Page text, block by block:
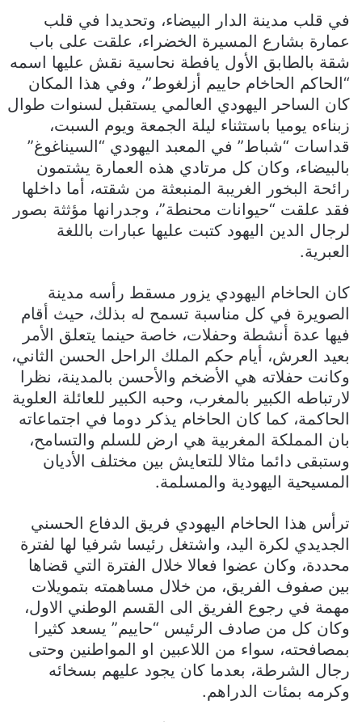
في قلب مدينة الدار البيضاء، وتحديدا في قلب
عمارة بشارع المسيرة الخضراء، علقت على باب
شقة بالطابق الأول يافطة نحاسية نقش عليها اسمه
“الحاكم الحاخام حاييم أزلغوط”، وفي هذا المكان
كان الساحر اليهودي العالمي يستقبل لسنوات طوال
زبناءه يوميا باستثناء ليلة الجمعة ويوم السبت،
قداسات “شباط” في المعبد اليهودي “السيناغوغ”
بالبيضاء، وكان كل مرتادي هذه العمارة يشتمون
رائحة البخور الغريبة المنبعثة من شقته، أما داخلها
فقد علقت “حيوانات محنطة”، وجدرانها مؤثثة بصور
لرجال الدين اليهود كتبت عليها عبارات باللغة
العبرية.
كان الحاخام اليهودي يزور مسقط رأسه مدينة
الصويرة في كل مناسبة تسمح له بذلك، حيث أقام
فيها عدة أنشطة وحفلات، خاصة حينما يتعلق الأمر
بعيد العرش، أيام حكم الملك الراحل الحسن الثاني،
وكانت حفلاته هي الأضخم والأحسن بالمدينة، نظرا
لارتباطه الكبير بالمغرب، وحبه الكبير للعائلة العلوية
الحاكمة، كما كان الحاخام يذكر دوما في اجتماعاته
بان المملكة المغربية هي ارض للسلم والتسامح،
وستبقى دائما مثالا للتعايش بين مختلف الأديان
المسيحية اليهودية والمسلمة.
ترأس هذا الحاخام اليهودي فريق الدفاع الحسني
الجديدي لكرة اليد، واشتغل رئيسا شرفيا لها لفترة
محددة، وكان عضوا فعالا خلال الفترة التي قضاها
بين صفوف الفريق، من خلال مساهمته بتمويلات
مهمة في رجوع الفريق الى القسم الوطني الاول،
وكان كل من صادف الرئيس “حاييم” يسعد كثيرا
بمصافحته، سواء من اللاعبين او المواطنين وحتى
رجال الشرطة، بعدما كان يجود عليهم بسخائه
وكرمه بمئات الدراهم.